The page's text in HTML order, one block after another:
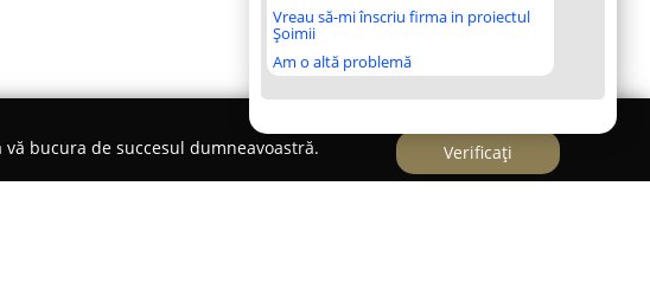
Vreau să-mi înscriu firma in proiectul
Șoimii
Am o altă problemă
bucura de succesul dumneavoastră.
Verificați